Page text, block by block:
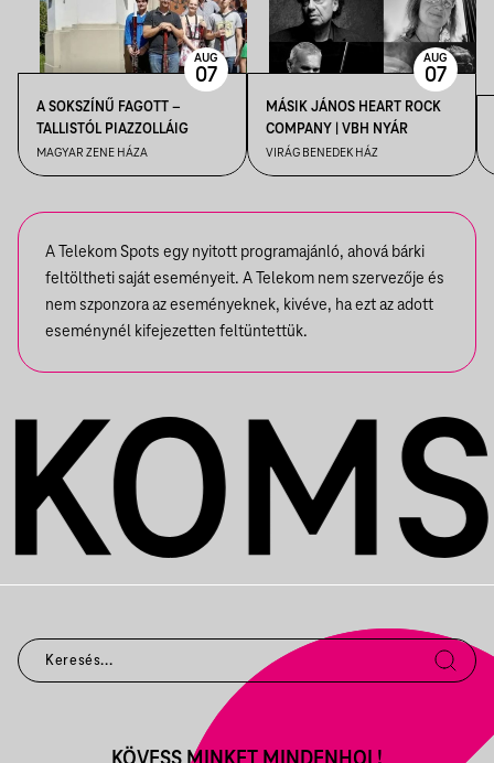
A SOKSZÍNŰ FAGOTT –
TALLISTÓL PIAZZOLLÁIG
MAGYAR ZENE HÁZA
AUG
07
MÁSIK JÁNOS HEART ROCK
COMPANY | VBH NYÁR
VIRÁG BENEDEK HÁZ
AUG
07
A Telekom Spots egy nyitott programajánló, ahová bárki
feltöltheti saját eseményeit. A Telekom nem szervezője és
nem szponzora az eseményeknek, kivéve, ha ezt az adott
eseménynél kifejezetten feltüntettük.